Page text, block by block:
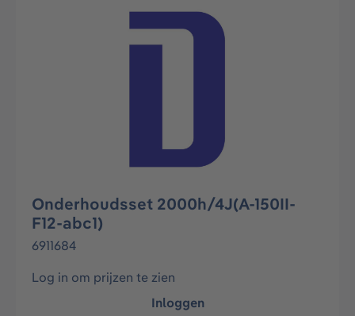
Afbeeldingengalerij overslaan
Onderhoudsset 2000h/4J(A-150II-
F12-abc1)
6911684
Log in om prijzen te zien
Inloggen